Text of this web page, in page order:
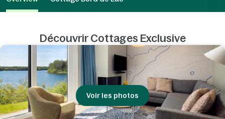
Découvrir Cottages Exclusive
Voir les photos